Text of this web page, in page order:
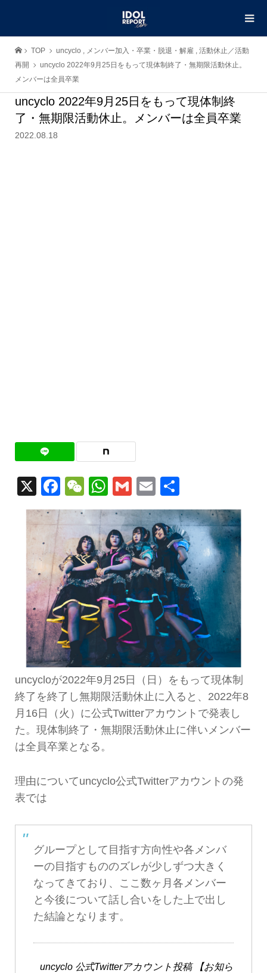
TOP uncyclo , メンバー加入・卒業・脱退・解雇 , 活動休止／活動
再開
uncyclo 2022年9月25日をもって現体制終了・無期限活動休止。
メンバーは全員卒業
uncyclo 2022年9月25日をもって現体制終
了・無期限活動休止。メンバーは全員卒業
2022.08.18
X Facebook
WeChat
WhatsApp
GmailEmail
有
uncycloが2022年9月25日（日）をもって現体制
終了を終了し無期限活動休止に入ると、2022年8
月16日（火）に公式Twitterアカウントで発表し
た。現体制終了・無期限活動休止に伴いメンバー
は全員卒業となる。
理由についてuncyclo公式Twitterアカウントの発
表では
グループとして目指す方向性や各メンバ
ーの目指すもののズレが少しずつ大きく
なってきており、ここ数ヶ月各メンバー
と今後について話し合いをした上で出し
た結論となります。
uncyclo 公式Twitterアカウント投稿 【お知ら